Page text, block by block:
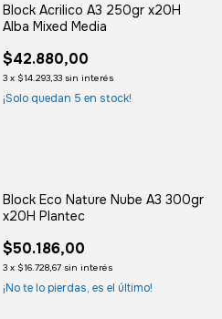
Block Acrilico A3 250gr x20H
Alba Mixed Media
$42.880,00
3 x $14.293,33 sin interés
¡Solo quedan 5 en stock!
Block Eco Nature Nube A3 300gr
x20H Plantec
$50.186,00
3 x $16.728,67 sin interés
¡No te lo pierdas, es el último!